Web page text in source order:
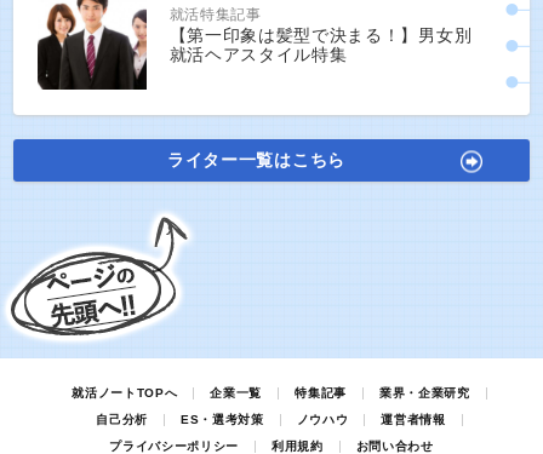
就活特集記事
【第一印象は髪型で決まる！】男女別
就活ヘアスタイル特集
ライター一覧はこちら
就活ノートTOPへ 企業一覧 特集記事
業界・企業研究
自己分析
ES・選考対策 ノウハウ
運営者情報
プライバシーポリシー
利用規約 お問い合わせ